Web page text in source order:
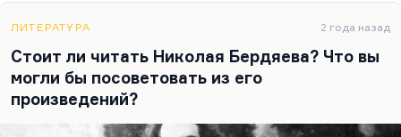
ЛИТЕРАТУРА 2 года назад
Стоит ли читать Николая Бердяева? Что вы
могли бы посоветовать из его
произведений?